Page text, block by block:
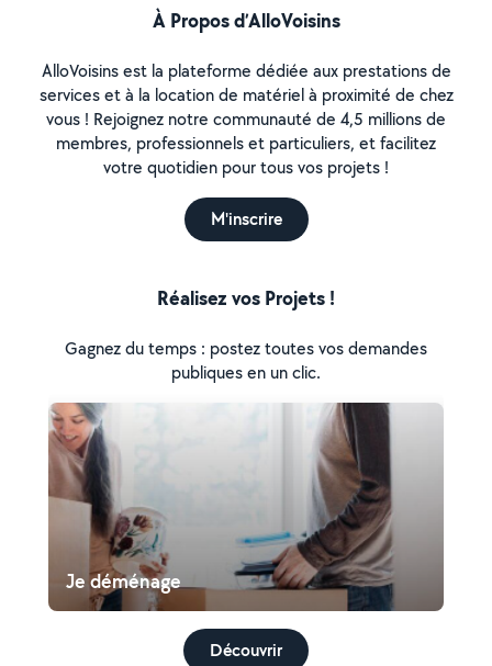
À Propos d’AlloVoisins
AlloVoisins est la plateforme dédiée aux prestations de
services et à la location de matériel à proximité de chez
vous ! Rejoignez notre communauté de 4,5 millions de
membres, professionnels et particuliers, et facilitez
votre quotidien pour tous vos projets !
M'inscrire
Réalisez vos Projets !
Gagnez du temps : postez toutes vos demandes
publiques en un clic.
Je déménage
Découvrir